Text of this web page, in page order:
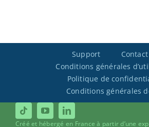
Support
Contact
Conditions générales
Politique de
Conditions générales
Créé et hébergé en France à partir d’une